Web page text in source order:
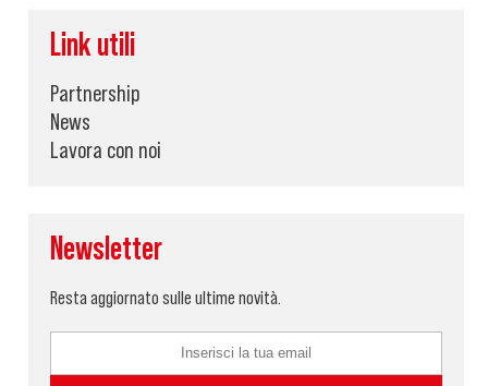
Link utili
Partnership
News
Lavora con noi
Newsletter
Resta aggiornato sulle ultime novità.